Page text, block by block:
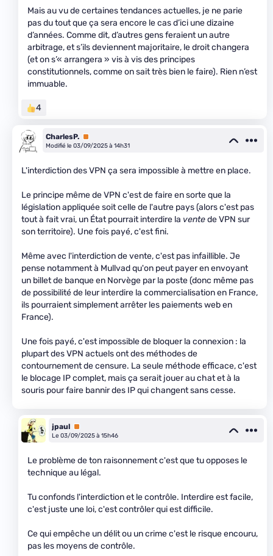
Mais au vu de certaines tendances actuelles, je ne parie
pas du tout que ça sera encore le cas d’ici une dizaine
d’années. Comme dit, d’autres gens feraient un autre
arbitrage, et s’ils deviennent majoritaire, le droit changera
(et on s’« arrangera » vis à vis des principes
constitutionnels, comme on sait très bien le faire). Rien n’est
immuable.
4
CharlesP. Premium
Modifié le 03/09/2025 à 14h31
L'interdiction des VPN ça sera impossible à mettre en place.
Le principe même de VPN c'est de faire en sorte que la
législation appliquée soit celle de l'autre pays (alors c'est pas
tout à fait vrai, un État pourrait interdire la ventede VPN sur
son territoire). Une fois payé, c'est fini.
Même avec l'interdiction de vente, c'est pas infaillible. Je
pense notamment à Mullvad qu'on peut payer en envoyant
un billet de banque en Norvège par la poste (donc même pas
de possibilité de leur interdire la commercialisation en France,
ils pourraient simplement arrêter les paiements web en
France).
Une fois payé, c'est impossible de bloquer la connexion : la
plupart des VPN actuels ont des méthodes de
contournement de censure. La seule méthode efficace, c'est
le blocage IP complet, mais ça serait jouer au chat et à la
souris pour faire bannir des IP qui changent sans cesse.
jpaul Premium
Le 03/09/2025 à 15h46
Le problème de ton raisonnement c'est que tu opposes le
technique au légal.
Tu confonds l'interdiction et le contrôle. Interdire est facile,
c'est juste une loi, c'est contrôler qui est difficile.
Ce qui empêche un délit ou un crime c'est le risque encouru,
pas les moyens de contrôle.